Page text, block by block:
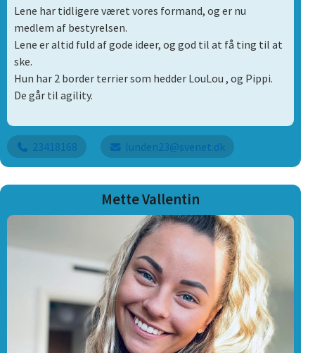
Lene har tidligere været vores formand, og er nu
medlem af bestyrelsen.
Lene er altid fuld af gode ideer, og god til at få ting til at
ske.
Hun har 2 border terrier som hedder LouLou , og Pippi.
De går til agility.
23418168 lunden23@svenet.dk
Mette Vallentin